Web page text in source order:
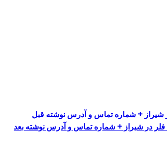
شیراز + شماره تماس و آدرس نوشته قبل
فلر در شیراز + شماره تماس و آدرس نوشته بعد